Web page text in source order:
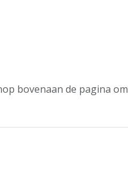
bovenaan de pagina om